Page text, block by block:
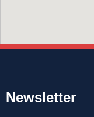
Newsletter